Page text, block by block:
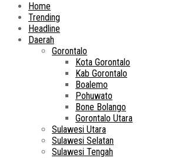
Home
Trending
Headline
Daerah
Gorontalo
Kota Gorontalo
Kab Gorontalo
Boalemo
Pohuwato
Bone Bolango
Gorontalo Utara
Sulawesi Utara
Sulawesi Selatan
Sulawesi Tengah